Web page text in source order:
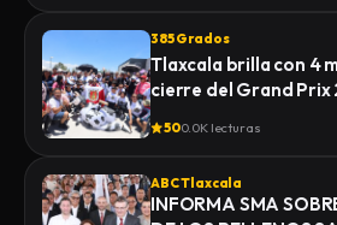
385 Grados
Tlaxcala brilla con 4
cierre del Grand Prix
500.0K lecturas
ABC Tlaxcala
INFORMA SMA